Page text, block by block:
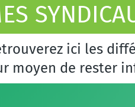
ici les
moyen de rester